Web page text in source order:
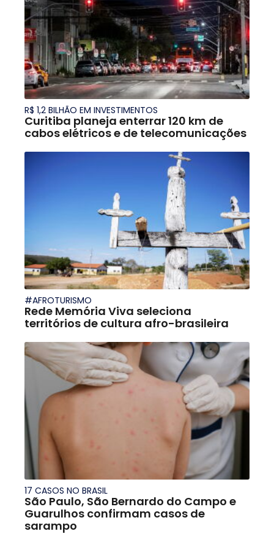
R$ 1,2 BILHÃO EM INVESTIMENTOS
Curitiba planeja enterrar 120 km de
cabos elétricos e de telecomunicações
#AFROTURISMO
Rede Memória Viva seleciona
territórios de cultura afro-brasileira
17 CASOS NO BRASIL
São Paulo, São Bernardo do Campo e
Guarulhos confirmam casos de
sarampo